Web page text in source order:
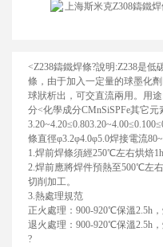
<Z238鑄鐵焊條?說明:Z238是低
條，由于加入一定量的球墨化
球狀析出，可交直流兩用。 用
分<化學成分CMnSiSPFe其它元
條直徑φ3.2φ4.0φ5.0焊接電流
1.焊前焊條須經250℃左右烘焙1h
2.焊前應將焊件預熱至500℃左
切削加工。
3.熱處理規范
正火處理：900-920℃保溫2.5h
退火處理：900-920℃保溫2.5h
?